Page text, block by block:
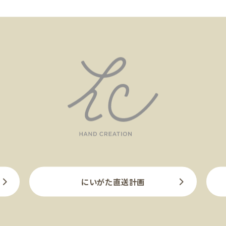
にいがた直送計画